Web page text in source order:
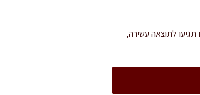
לתוצאה עשירה,